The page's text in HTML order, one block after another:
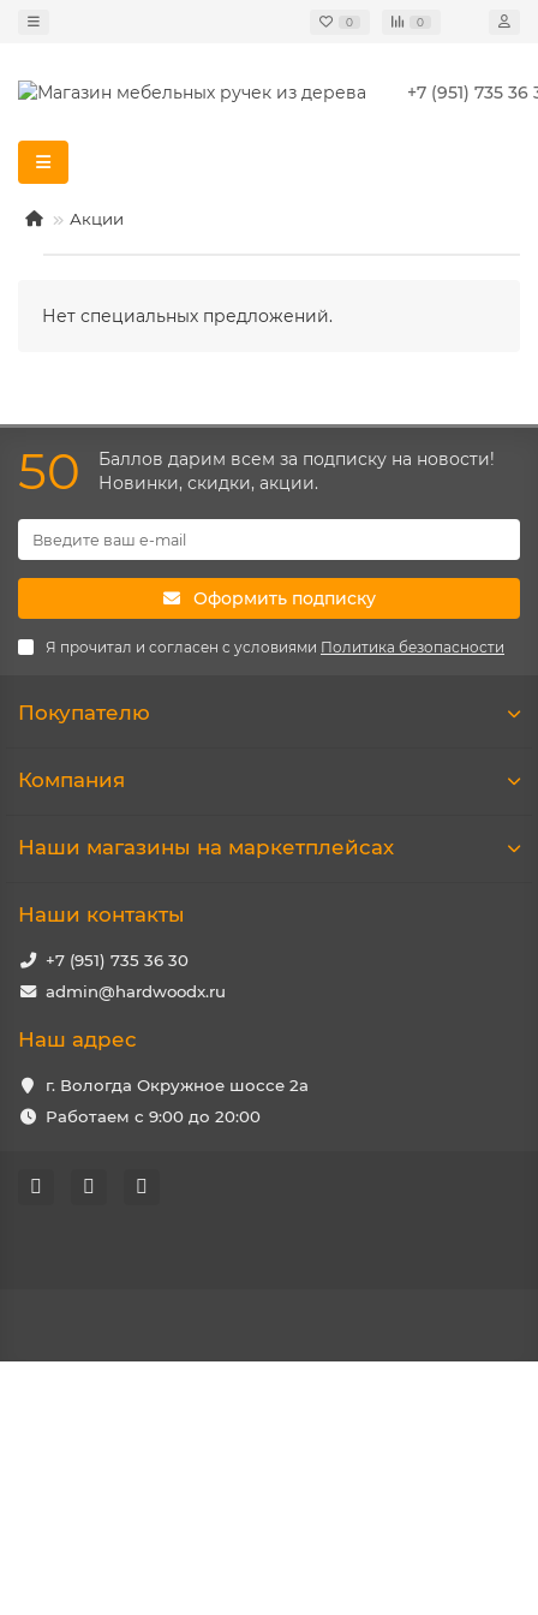
0 0
+7 (951) 735 36
Акции
Нет специальных предложений.
50
Баллов дарим всем за подписку на новости!
Новинки, скидки, акции.
Оформить подписку
Я прочитал и согласен с условиями Политика безопасности
Покупателю
Компания
Наши магазины на маркетплейсах
Наши контакты
+7 (951) 735 36 30
admin@hardwoodx.ru
Наш адрес
г. Вологда Окружное шоссе 2а
Работаем с 9:00 до 20:00